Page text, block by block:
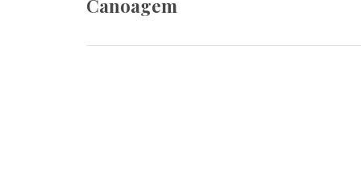
de
Previous
Canoagem